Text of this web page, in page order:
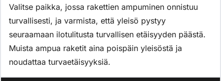
Valitse paikka, jossa rakettien ampuminen onnistuu
turvallisesti, ja varmista, että yleisö pystyy
seuraamaan ilotulitusta turvallisen etäisyyden päästä.
Muista ampua raketit aina poispäin yleisöstä ja
noudattaa turvaetäisyyksiä.